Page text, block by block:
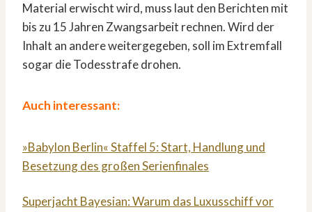
Material erwischt wird, muss laut den Berichten mit
bis zu 15 Jahren Zwangsarbeit rechnen. Wird der
Inhalt an andere weitergegeben, soll im Extremfall
sogar die Todesstrafe drohen.
Auch interessant:
»Babylon Berlin« Staffel 5: Start, Handlung und
Besetzung des großen Serienfinales
Superjacht Bayesian: Warum das Luxusschiff vor